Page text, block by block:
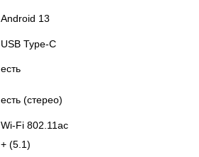
Android 13
USB Type-C
есть
есть (стерео)
Wi-Fi 802.11ac
+ (5.1)